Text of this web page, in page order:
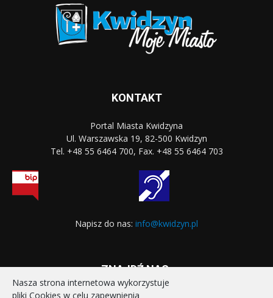
KONTAKT
Portal Miasta Kwidzyna
Ul. Warszawska 19, 82-500 Kwidzyn
Tel. +48 55 6464 700, Fax. +48 55 6464 703
Napisz do nas: info@kwidzyn.pl
ZNAJDŹ NAS:
Nasza strona internetowa wykorzystuje
pliki Cookies w celu zapewnienia